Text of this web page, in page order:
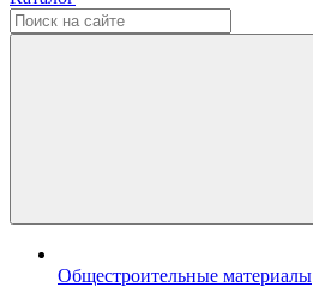
Общестроительные материалы